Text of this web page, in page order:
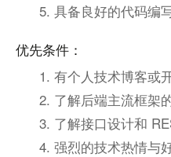
5. 具备良好的代码编
优先条件：
1. 有个人技术博客或
2. 了解后端主流框架
3. 了解接口设计和
4. 强烈的技术热情与